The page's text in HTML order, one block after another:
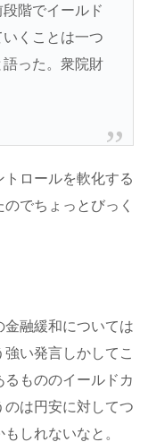
階でイールド
くことは一つ
った。衆院財
ロールを軟化する
でちょっとびっく
融緩和については
い発言しかしてこ
もののイールドカ
は円安に対してつ
しれないなと。